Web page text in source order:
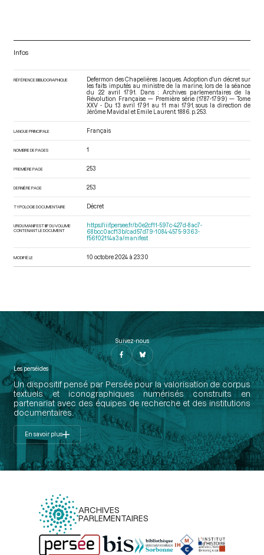
Infos
RÉFÉRENCE BIBLIOGRAPHIQUE
Defermon des Chapelières Jacques. Adoption d'un décret sur
les faits imputés au ministre de la marine, lors de la séance
du 22 avril 1791. Dans : Archives parlementaires de la
Révolution Française — Première série (1787-1799) — Tome
XXV - Du 13 avril 1791 au 11 mai 1791 , sous la direction de
Jérôme Mavidal et Emile Laurent. 1886. p. 253.
LANGUE PRINCIPALE Français
NOMBRE DE PAGES 1
PREMIÈRE PAGE 253
DERNIÈRE PAGE 253
TYPOLOGIE DOCUMENTAIRE Décret
URI DU MANIFEST IIIF DU VOLUME
CONTENANT LE DOCUMENT
https://iiif.persee.fr/b0e2cf11-597c-427d-8ac7-
68bcc0acf13b/cad57d79-1084-4575-9363-
f56f02114a3a/manifest
MODIFIÉ LE 10 octobre 2024 à 23:30
Suivez-nous
Les perséides
Un dispositif pensé par Persée pour la valorisation de corpus
textuels et iconographiques numérisés construits en
partenariat avec des équipes de recherche et des institutions
documentaires.
En savoir plus
ARCHIVES
PARLEMENTAIRES